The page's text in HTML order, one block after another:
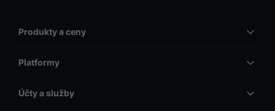
Produkty a ceny
Platformy
Účty a služby